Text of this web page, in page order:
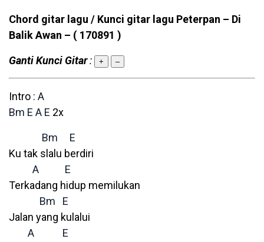
Chord gitar lagu / Kunci gitar lagu Peterpan – Di
Balik Awan – ( 170891 )
Ganti Kunci Gitar: + –
Intro : A
Bm E A E 2x
Bm
E
Ku tak slalu berdiri
A
E
Terkadang hidup memilukan
Bm
E
Jalan yang kulalui
A
E